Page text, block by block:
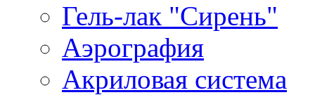
Гель-лак "Сирень"
Аэрография
Акриловая система